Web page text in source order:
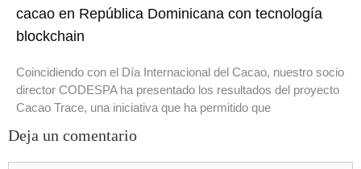
cacao en República Dominicana con tecnología
blockchain
Coincidiendo con el Día Internacional del Cacao, nuestro socio
director CODESPA ha presentado los resultados del proyecto
Cacao Trace, una iniciativa que ha permitido que
Deja un comentario